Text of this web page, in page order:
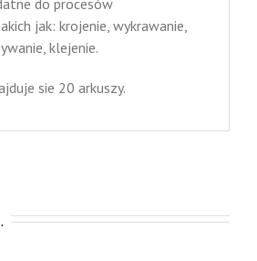
jak: krojenie, wykrawanie,
klejenie.
sie 20 arkuszy.